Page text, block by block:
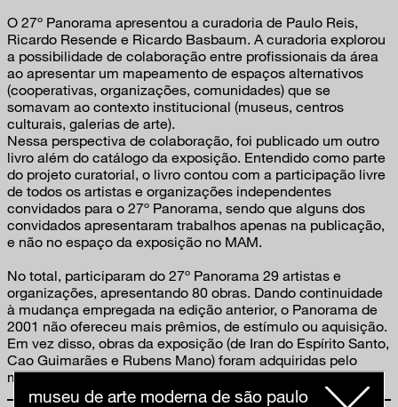
O 27º Panorama apresentou a curadoria de Paulo Reis,
Ricardo Resende e Ricardo Basbaum. A curadoria explorou
a possibilidade de colaboração entre profissionais da área
ao apresentar um mapeamento de espaços alternativos
(cooperativas, organizações, comunidades) que se
somavam ao contexto institucional (museus, centros
culturais, galerias de arte).
Nessa perspectiva de colaboração, foi publicado um outro
livro além do catálogo da exposição. Entendido como parte
do projeto curatorial, o livro contou com a participação livre
de todos os artistas e organizações independentes
convidados para o 27º Panorama, sendo que alguns dos
convidados apresentaram trabalhos apenas na publicação,
e não no espaço da exposição no MAM.
No total, participaram do 27º Panorama 29 artistas e
organizações, apresentando 80 obras. Dando continuidade
à mudança empregada na edição anterior, o Panorama de
2001 não ofereceu mais prêmios, de estímulo ou aquisição.
Em vez disso, obras da exposição (de Iran do Espírito Santo,
Cao Guimarães e Rubens Mano) foram adquiridas pelo
museu através do patrocínio da PricewaterhouseCoopers.
museu de arte moderna de são paulo